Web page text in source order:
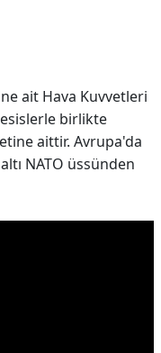
ait Hava Kuvvetleri
birlikte
aittir. Avrupa'da
NATO üssünden